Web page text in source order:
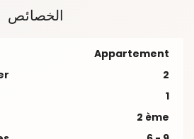
الخصائص
Appartement
2
1
2 ème